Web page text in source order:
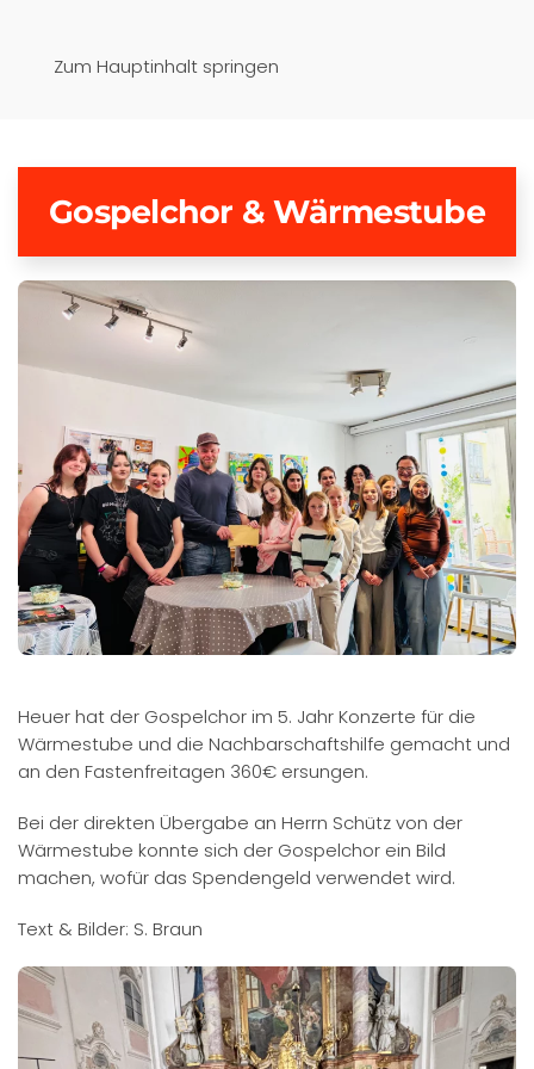
Zum Hauptinhalt springen
Schongau
Gospelchor & Wärmestube
Heuer hat der Gospelchor im 5. Jahr Konzerte für die
Wärmestube und die Nachbarschaftshilfe gemacht und
an den Fastenfreitagen 360€ ersungen.
Bei der direkten Übergabe an Herrn Schütz von der
Wärmestube konnte sich der Gospelchor ein Bild
machen, wofür das Spendengeld verwendet wird.
Text & Bilder: S. Braun